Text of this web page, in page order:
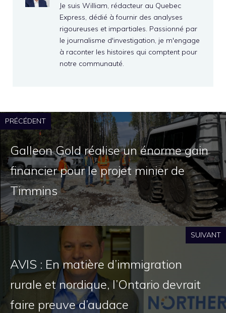
Je suis William, rédacteur au Quebec
Express, dédié à fournir des analyses
rigoureuses et impartiales. Passionné par
le journalisme d'investigation, je m'engage
à raconter les histoires qui comptent pour
notre communauté.
PRÉCÉDENT
Galleon Gold réalise un énorme gain
financier pour le projet minier de
Timmins
SUIVANT
AVIS : En matière d’immigration
rurale et nordique, l’Ontario devrait
faire preuve d’audace